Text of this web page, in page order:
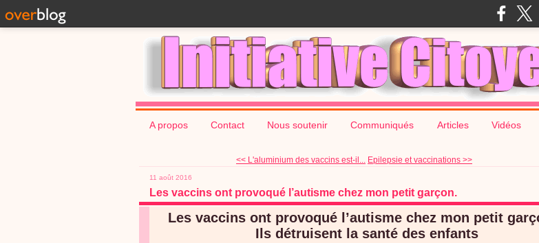
A propos Contact Nous soutenir Communiqués Articles Vidéos
<< L'aluminium des vaccins est-il... Epilepsie et vaccinations >>
11 août 2016
Les vaccins ont provoqué l’autisme chez mon petit garçon.
Les vaccins ont provoqué l’autisme chez mon petit
Ils détruisent la santé des enfants